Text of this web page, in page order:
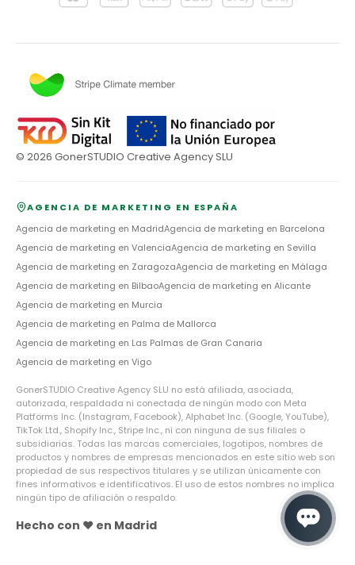
© 2026 GonerSTUDIO Creative Agency SLU
AGENCIA DE MARKETING EN ESPAÑA
Agencia de marketing en MadridAgencia de marketing en Barcelona
Agencia de marketing en ValenciaAgencia de marketing en Sevilla
Agencia de marketing en ZaragozaAgencia de marketing en Málaga
Agencia de marketing en BilbaoAgencia de marketing en Alicante
Agencia de marketing en Murcia
Agencia de marketing en Palma de Mallorca
Agencia de marketing en Las Palmas de Gran Canaria
Agencia de marketing en Vigo
GonerSTUDIO Creative Agency SLU no está afiliada, asociada,
autorizada, respaldada ni conectada de ningún modo con Meta
Platforms Inc. (Instagram, Facebook), Alphabet Inc. (Google, YouTube),
TikTok Ltd., Shopify Inc., Stripe Inc., ni con ninguna de sus filiales o
subsidiarias. Todas las marcas comerciales, logotipos, nombres de
productos y nombres de empresas mencionados en este sitio web son
propiedad de sus respectivos titulares y se utilizan únicamente con
fines informativos e identificativos. El uso de estos nombres no implica
ningún tipo de afiliación o respaldo.
Hecho con ❤️ en Madrid